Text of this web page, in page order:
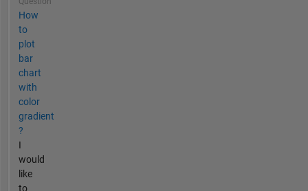
How
to
plot
bar
chart
with
color
gradient
?
I
would
like
to